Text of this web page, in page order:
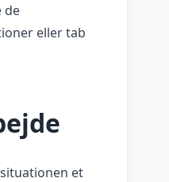
de
eller tab
et